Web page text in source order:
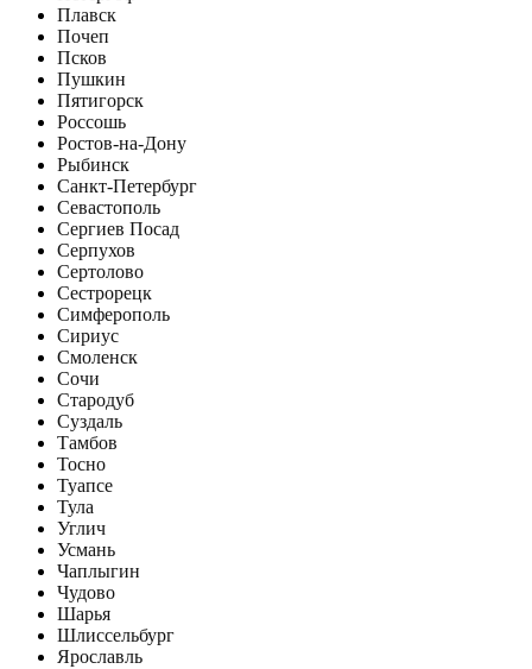
Плавск
Почеп
Псков
Пушкин
Пятигорск
Россошь
Ростов-на-Дону
Рыбинск
Санкт-Петербург
Севастополь
Сергиев Посад
Серпухов
Сертолово
Сестрорецк
Симферополь
Сириус
Смоленск
Сочи
Стародуб
Суздаль
Тамбов
Тосно
Туапсе
Тула
Углич
Усмань
Чаплыгин
Чудово
Шарья
Шлиссельбург
Ярославль